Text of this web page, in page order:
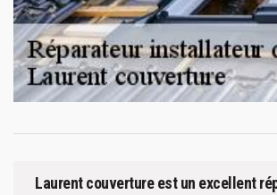
Laurent couverture est un excellent